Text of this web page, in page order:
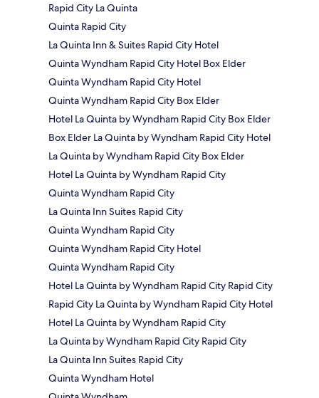
Rapid City La Quinta
Quinta Rapid City
La Quinta Inn & Suites Rapid City Hotel
Quinta Wyndham Rapid City Hotel Box Elder
Quinta Wyndham Rapid City Hotel
Quinta Wyndham Rapid City Box Elder
Hotel La Quinta by Wyndham Rapid City Box Elder
Box Elder La Quinta by Wyndham Rapid City Hotel
La Quinta by Wyndham Rapid City Box Elder
Hotel La Quinta by Wyndham Rapid City
Quinta Wyndham Rapid City
La Quinta Inn Suites Rapid City
Quinta Wyndham Rapid City
Quinta Wyndham Rapid City Hotel
Quinta Wyndham Rapid City
Hotel La Quinta by Wyndham Rapid City Rapid City
Rapid City La Quinta by Wyndham Rapid City Hotel
Hotel La Quinta by Wyndham Rapid City
La Quinta by Wyndham Rapid City Rapid City
La Quinta Inn Suites Rapid City
Quinta Wyndham Hotel